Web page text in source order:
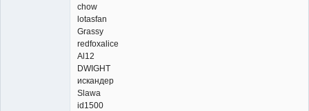
chow
lotasfan
Grassy
redfoxalice
Al12
DWIGHT
искандер
Slawa
id1500